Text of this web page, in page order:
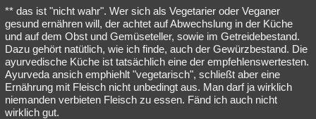
** das ist "nicht wahr". Wer sich als Vegetarier oder Veganer
gesund ernähren will, der achtet auf Abwechslung in der Küche
und auf dem Obst und Gemüseteller, sowie im Getreidebestand.
Dazu gehört natütlich, wie ich finde, auch der Gewürzbestand. Die
ayurvedische Küche ist tatsächlich eine der empfehlenswertesten.
Ayurveda ansich emphiehlt "vegetarisch", schließt aber eine
Ernährung mit Fleisch nicht unbedingt aus. Man darf ja wirklich
niemanden verbieten Fleisch zu essen. Fänd ich auch nicht
wirklich gut.